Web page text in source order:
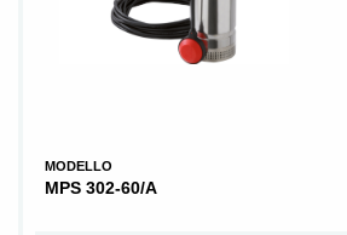
MODELLO
MPS 302-60/A